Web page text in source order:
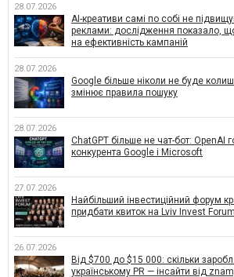
28.07.2026
AI-креативи самі по собі не
реклами: дослідження показало,
на ефективність кампаній
28.07.2026
Google більше ніколи не буде
змінює правила пошуку
28.07.2026
ChatGPT більше не чат-бот: OpenAI
конкурента Google і Microsoft
27.07.2026
Найбільший інвестиційний форум
придбати квиток на Lviv Invest Forum
26.07.2026
Від $700 до $15 000: скільки
українському PR — інсайти від